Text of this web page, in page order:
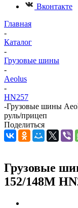
Вконтакте
Главная
-
Каталог
-
Грузовые шины
-
Aeolus
-
HN257
-Грузовые шины
руль/прицеп
Поделиться
Грузовые
152/148M